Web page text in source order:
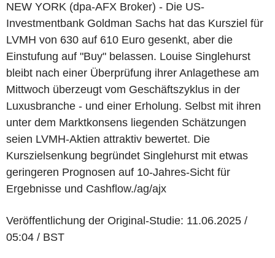
NEW YORK (dpa-AFX Broker) - Die US-
Investmentbank Goldman Sachs hat das Kursziel für
LVMH von 630 auf 610 Euro gesenkt, aber die
Einstufung auf "Buy" belassen. Louise Singlehurst
bleibt nach einer Überprüfung ihrer Anlagethese am
Mittwoch überzeugt vom Geschäftszyklus in der
Luxusbranche - und einer Erholung. Selbst mit ihren
unter dem Marktkonsens liegenden Schätzungen
seien LVMH-Aktien attraktiv bewertet. Die
Kurszielsenkung begründet Singlehurst mit etwas
geringeren Prognosen auf 10-Jahres-Sicht für
Ergebnisse und Cashflow./ag/ajx
Veröffentlichung der Original-Studie: 11.06.2025 /
05:04 / BST